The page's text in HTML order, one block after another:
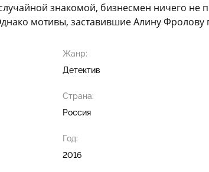
знакомой, бизнесмен ничего
мотивы, заставившие Алину
Жанр:
Детектив
Страна:
Россия
Год:
2016